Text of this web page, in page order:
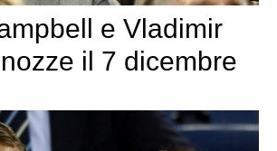
e Vladimir
il 7 dicembre